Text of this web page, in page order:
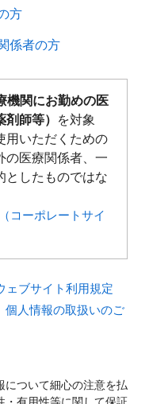
方​
係者の方​
機関にお勤めの医
師等）
を対象
用いただくための
の医療関係者、一
としたものではな
コーポレートサイ
ェブサイト利用規定
個人情報の取扱いのご
について細心の注意を払
・有用性等に関して保証